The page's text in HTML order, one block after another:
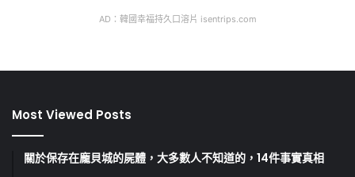
AD：韓國幸福持久口溶片 isentrips.com
Most Viewed Posts
關於保存在龐貝城的屍體，大多數人不知道的，14件事實真相